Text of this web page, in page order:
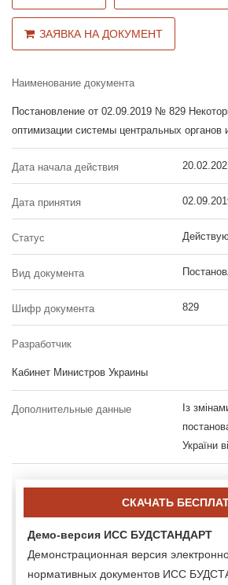
ЗАЯВКА НА ДОКУМЕНТ
Наименование документа
Постановление от 02.09.2019 № 829
оптимизации системы центральных органов
Дата начала действия
Дата принятия
Статус
Вид документа
Шифр документа 829
Разработчик
Кабинет Министров Украины
Дополнительные данные
Із
України
СКАЧАТЬ
Демо-версия ИСС БУДСТАНДАРТ
Демонстрационная версия
нормативных документов ИСС